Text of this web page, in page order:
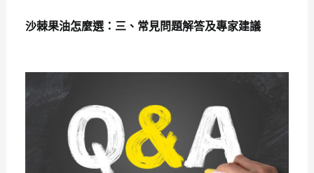
沙棘果油怎麼選：三、常見問題解答及專家建議